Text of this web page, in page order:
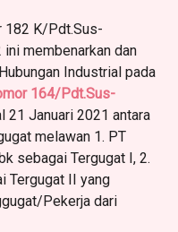
182 K/Pdt.Sus-
membenarkan dan
Industrial pada
164/Pdt.Sus-
21 Januari 2021 antara
melawan 1. PT
sebagai Tergugat I, 2.
Tergugat II yang
Pekerja dari